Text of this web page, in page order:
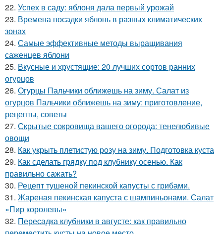
22. Успех в саду: яблоня дала первый урожай
23. Времена посадки яблонь в разных климатических
зонах
24. Самые эффективные методы выращивания
саженцев яблони
25. Вкусные и хрустящие: 20 лучших сортов ранних
огурцов
26. Огурцы Пальчики оближешь на зиму. Салат из
огурцов Пальчики оближешь на зиму: приготовление,
рецепты, советы
27. Скрытые сокровища вашего огорода: тенелюбивые
овощи
28. Как укрыть плетистую розу на зиму. Подготовка куста
29. Как сделать грядку под клубнику осенью. Как
правильно сажать?
30. Рецепт тушеной пекинской капусты с грибами.
31. Жареная пекинская капуста с шампиньонами. Салат
«Пир королевы»
32. Пересадка клубники в августе: как правильно